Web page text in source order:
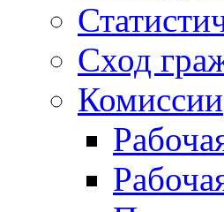
Сход
Комиссии